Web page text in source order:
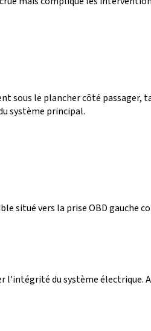
sous le plancher côté passager,
système principal.
situé vers la prise OBD
l'intégrité du système